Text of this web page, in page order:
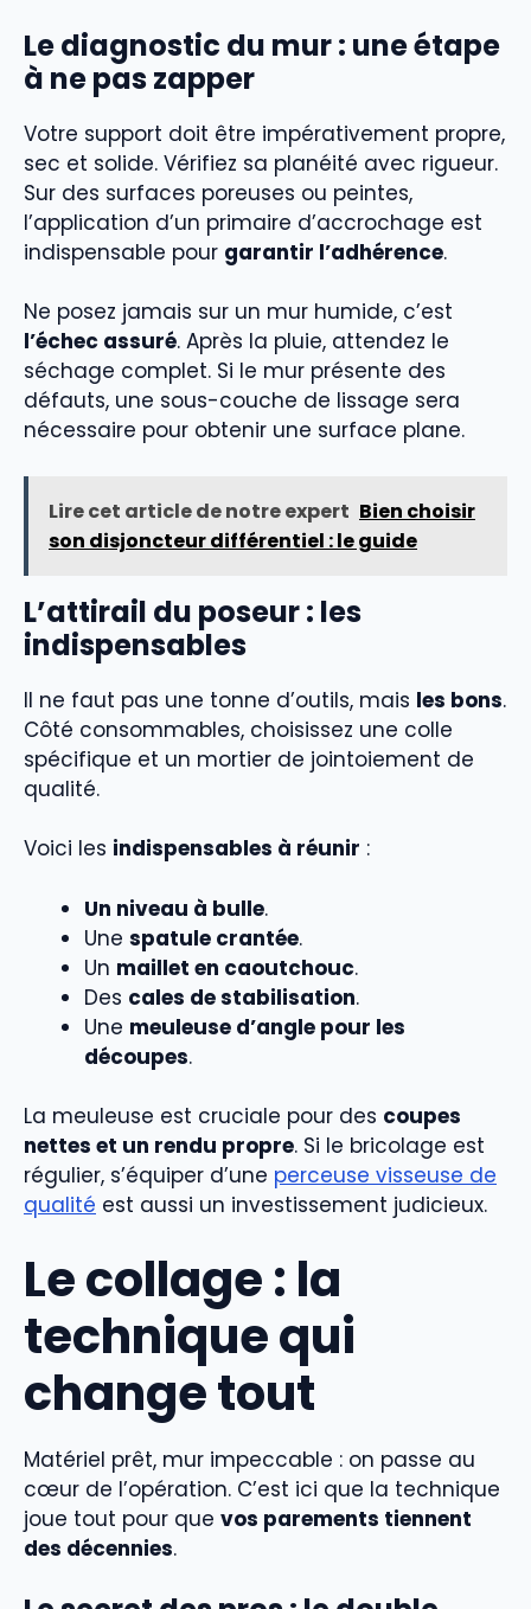
Le diagnostic du mur : une étape
à ne pas zapper
Votre support doit être impérativement propre,
sec et solide. Vérifiez sa planéité avec rigueur.
Sur des surfaces poreuses ou peintes,
l’application d’un primaire d’accrochage est
indispensable pour garantir l’adhérence.
Ne posez jamais sur un mur humide, c’est
l’échec assuré. Après la pluie, attendez le
séchage complet. Si le mur présente des
défauts, une sous-couche de lissage sera
nécessaire pour obtenir une surface plane.
Lire cet article de notre expert Bien choisir
son disjoncteur différentiel : le guide
L’attirail du poseur : les
indispensables
Il ne faut pas une tonne d’outils, mais les bons.
Côté consommables, choisissez une colle
spécifique et un mortier de jointoiement de
qualité.
Voici les indispensables à réunir :
Un niveau à bulle.
Une spatule crantée.
Un maillet en caoutchouc.
Des cales de stabilisation.
Une meuleuse d’angle pour les
découpes.
La meuleuse est cruciale pour des coupes
nettes et un rendu propre. Si le bricolage est
régulier, s’équiper d’une perceuse visseuse de
qualité est aussi un investissement judicieux.
Le collage : la
technique qui
change tout
Matériel prêt, mur impeccable : on passe au
cœur de l’opération. C’est ici que la technique
joue tout pour que vos parements tiennent
des décennies.